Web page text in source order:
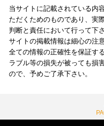
当サイトに記載されている内
ただくためのものであり、実
判断と責任において行って下
サイトの掲載情報は細心の注
全ての情報の正確性を保証す
ラブル等の損失が被っても損
ので、予めご了承下さい。